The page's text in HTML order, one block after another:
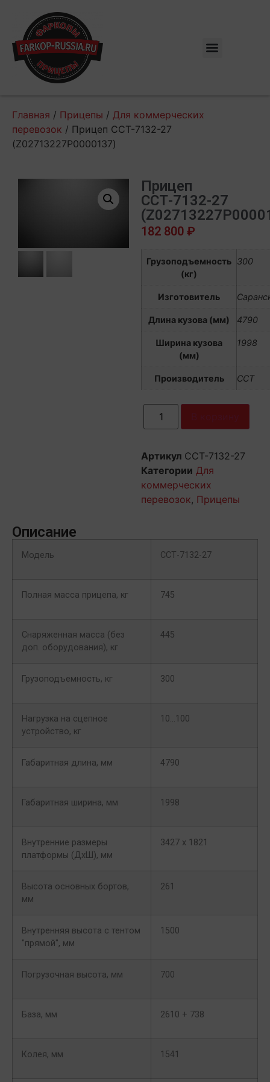
Главная / Прицепы / Для коммерческих
перевозок / Прицеп ССТ-7132-27
(Z02713227P0000137)
Прицеп
ССТ-7132-27
182 800 ₽
Грузоподъемность
(кг)
300
Изготовитель
Длина кузова (мм) 4790
Ширина кузова
(мм)
1998
Производитель ССТ
Артикул ССТ-7132-27
Категории Для
коммерческих
перевозок, Прицепы
Описание
Модель ССТ-7132-27
Полная масса прицепа, кг 745
Снаряженная масса (без
доп. оборудования), кг
445
Грузоподъемность, кг 300
Нагрузка на сцепное
устройство, кг
10…100
Габаритная длина, мм 4790
Габаритная ширина, мм 1998
Внутренние размеры
платформы (ДхШ), мм
3427 х 1821
Высота основных бортов,
мм
261
Внутренняя высота с тентом
"прямой", мм
1500
Погрузочная высота, мм 700
База, мм 2610 + 738
Колея, мм 1541